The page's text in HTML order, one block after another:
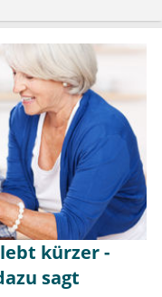
,am Ende bleiben
,das hebt doch
Arbeit,da fällt
gleich leichter aus
kürzer -
sagt